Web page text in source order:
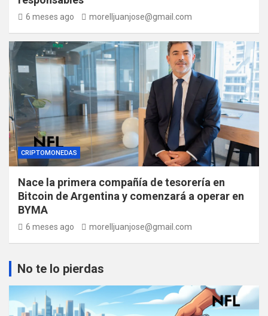
6 meses ago morelljuanjose@gmail.com
CRIPTOMONEDAS
Nace la primera compañía de tesorería en
Bitcoin de Argentina y comenzará a operar en
BYMA
6 meses ago morelljuanjose@gmail.com
No te lo pierdas